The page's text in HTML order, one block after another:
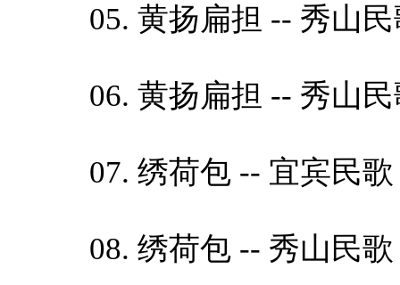
05. 黄扬扁担 -- 秀山
06. 黄扬扁担 -- 秀山
07. 绣荷包 -- 宜宾民
08. 绣荷包 -- 秀山民